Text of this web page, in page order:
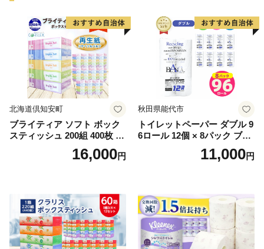
北海道倶知安町
ブライティア ソフト ボック
スティッシュ 200組 400枚 60
箱 日本製 まとめ買い ティッ
シュ リサイクル 長持 防災 常
倶知安町 日用品
16,000円
秋田県能代市
トイレットペーパー ダブル 9
6ロール 12個 × 8パック ブラ
ンカ 再生紙 100％ 芯あり 日
用品 消耗品 無香料 生活用品
11,000円